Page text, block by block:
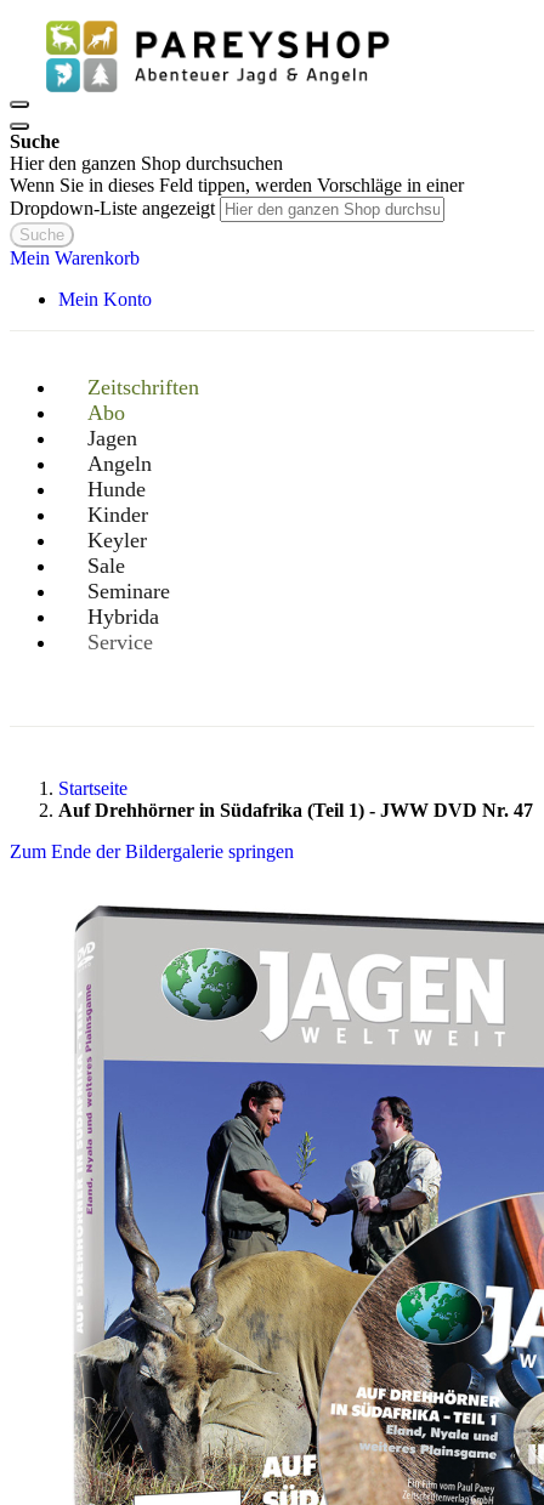
Suche
Hier den ganzen Shop durchsuchen
Wenn Sie in dieses Feld tippen, werden Vorschläge in einer
Dropdown-Liste angezeigt
Suche
Mein Warenkorb
Mein Konto
Zeitschriften
Abo
Jagen
Angeln
Hunde
Kinder
Keyler
Sale
Seminare
Hybrida
Service
Startseite
Auf Drehhörner in Südafrika (Teil 1) - JWW DVD Nr. 47
Zum Ende der Bildergalerie springen